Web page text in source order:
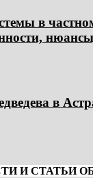
в
в
И СТАТЬИ